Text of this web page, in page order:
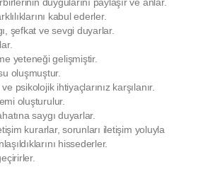
kabul ederler.
şefkat ve sevgi duyarlar.
yeteneği gelişmiştir.
oluşmuştur.
psikolojik ihtiyaçlarınız karşılanır.
oluşturulur.
saygı duyarlar.
kurarlar, sorunları iletişim yoluyla
hissederler.